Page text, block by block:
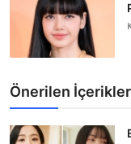
Önerilen İçerikler